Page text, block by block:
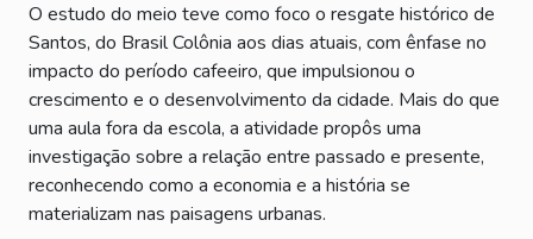
O estudo do meio teve como foco o resgate histórico de
Santos, do Brasil Colônia aos dias atuais, com ênfase no
impacto do período cafeeiro, que impulsionou o
crescimento e o desenvolvimento da cidade. Mais do que
uma aula fora da escola, a atividade propôs uma
investigação sobre a relação entre passado e presente,
reconhecendo como a economia e a história se
materializam nas paisagens urbanas.